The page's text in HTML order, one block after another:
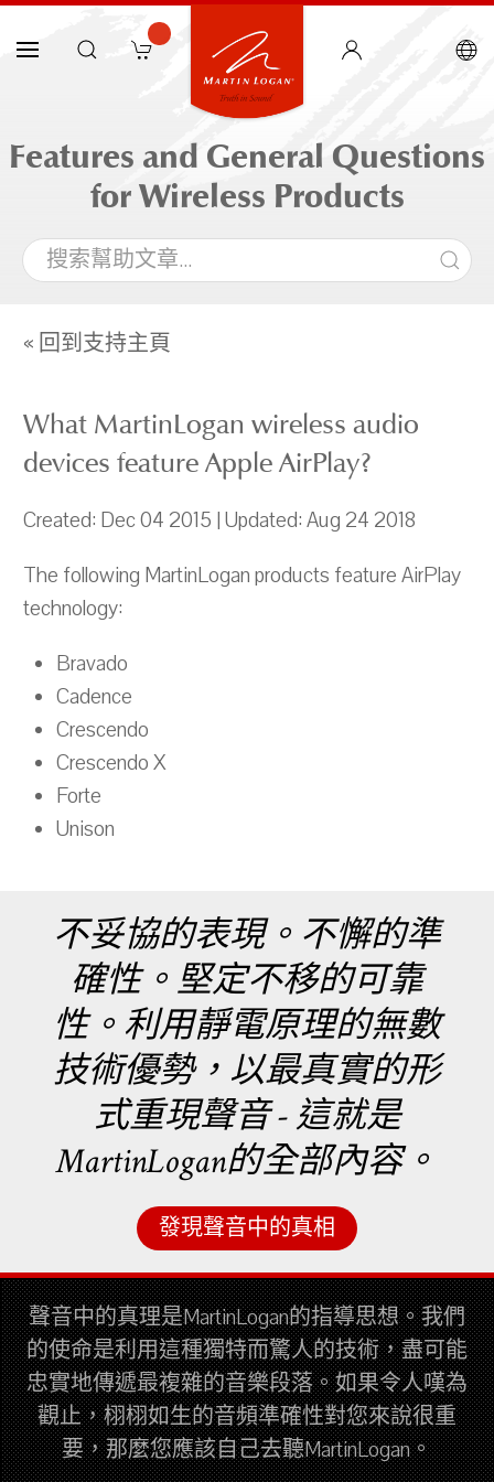
Features and General Questions
for Wireless Products
« 回到支持主頁
What MartinLogan wireless audio
devices feature Apple AirPlay?
Created: Dec 04 2015 | Updated: Aug 24 2018
The following MartinLogan products feature AirPlay
technology:
Bravado
Cadence
Crescendo
Crescendo X
Forte
Unison
不妥協的表現。不懈的準
確性。堅定不移的可靠
性。利用靜電原理的無數
技術優勢，以最真實的形
式重現聲音 - 這就是
MartinLogan的全部內容。
發現聲音中的真相
聲音中的真理是MartinLogan的指導思想。我們
的使命是利用這種獨特而驚人的技術，盡可能
忠實地傳遞最複雜的音樂段落。如果令人嘆為
觀止，栩栩如生的音頻準確性對您來說很重
要，那麼您應該自己去聽MartinLogan。